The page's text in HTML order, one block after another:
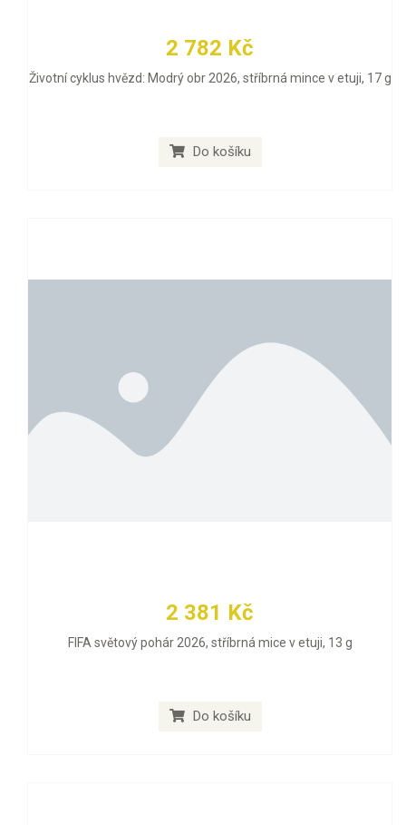
2 782 Kč
Životní cyklus hvězd: Modrý obr 2026, stříbrná mince v etuji, 17 g
Do košíku
2 381 Kč
FIFA světový pohár 2026, stříbrná mice v etuji, 13 g
Do košíku